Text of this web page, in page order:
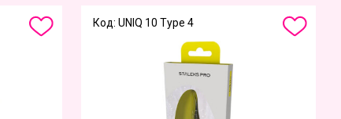
Код: UNIQ 10 Type 4